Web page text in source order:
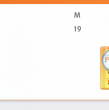
M
19